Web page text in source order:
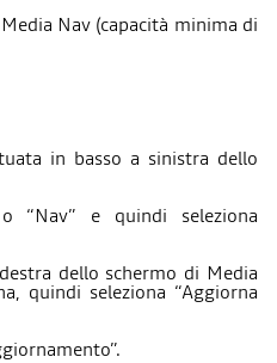
Nav (capacità minima di
in basso a sinistra dello
“Nav” e quindi seleziona
dello schermo di Media
quindi seleziona “Aggiorna